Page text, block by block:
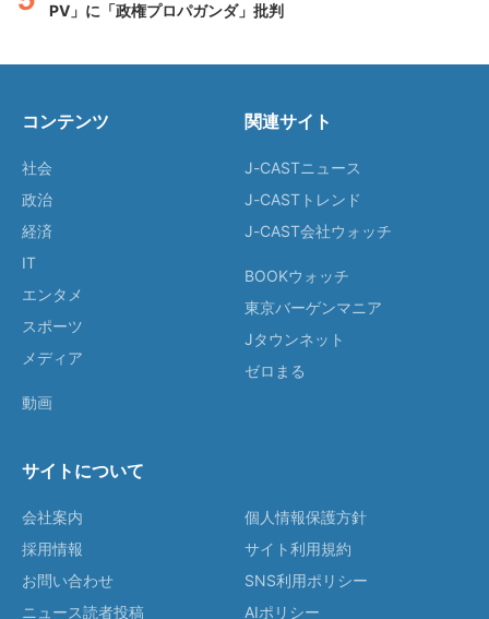
PV」に「政権プロパガンダ」批判
コンテンツ
社会
政治
経済
IT
エンタメ
スポーツ
メディア
動画
関連サイト
J-CASTニュース
J-CASTトレンド
J-CAST会社ウォッチ
BOOKウォッチ
東京バーゲンマニア
Jタウンネット
ゼロまる
サイトについて
会社案内
採用情報
お問い合わせ
ニュース読者投稿
個人情報保護方針
サイト利用規約
SNS利用ポリシー
AIポリシー